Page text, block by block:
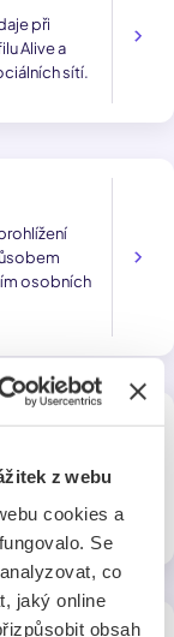
z webu
cookies a
Se
co
jaký online
obsah
při
Alive a
sítí.
osobních
ISIC